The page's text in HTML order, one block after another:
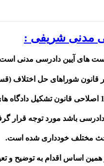
مدنی شریفی :
آیین دادرسی مدنی است و
باشد مورد توجه قرار
مختلف خودداری شده است.
اساس اقدام به توضیح و